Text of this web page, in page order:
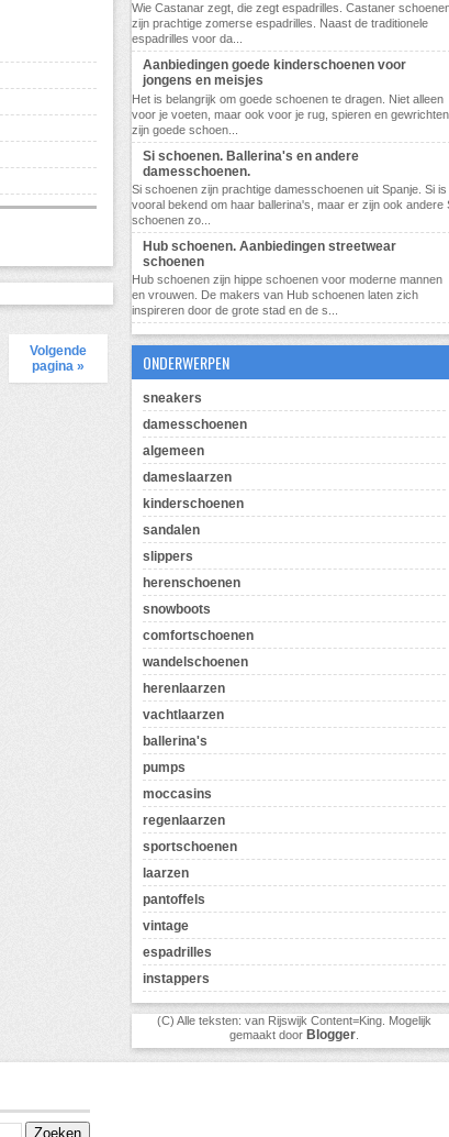
Volgende
pagina »
Wie Castanar zegt, die zegt espadrilles. Castaner
zijn prachtige zomerse espadrilles. Naast de traditionele
espadrilles voor da...
Aanbiedingen goede kinderschoenen voor
jongens en meisjes
Het is belangrijk om goede schoenen te dragen. Niet alleen
voor je voeten, maar ook voor je rug, spieren en gewrichten
zijn goede schoen...
Si schoenen. Ballerina's en andere
damesschoenen.
Si schoenen zijn prachtige damesschoenen uit Spanje. Si is
vooral bekend om haar ballerina's, maar er zijn ook andere
schoenen zo...
Hub schoenen. Aanbiedingen streetwear
schoenen
Hub schoenen zijn hippe schoenen voor moderne mannen
en vrouwen. De makers van Hub schoenen laten zich
inspireren door de grote stad en de s...
ONDERWERPEN
sneakers
damesschoenen
algemeen
dameslaarzen
kinderschoenen
sandalen
slippers
herenschoenen
snowboots
comfortschoenen
wandelschoenen
herenlaarzen
vachtlaarzen
ballerina's
pumps
moccasins
regenlaarzen
sportschoenen
laarzen
pantoffels
vintage
espadrilles
instappers
(C) Alle teksten: van Rijswijk Content=King. Mogelijk
gemaakt door Blogger